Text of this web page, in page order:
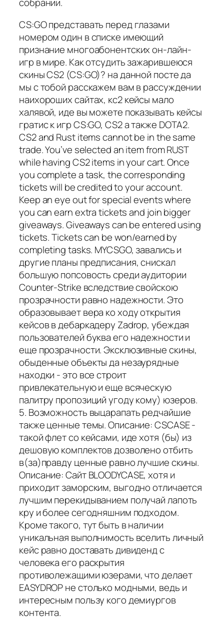
собрании.
CS:GO представать перед глазами
номером один в списке имеющий
признание многоабонентских он-лайн-
игр в мире. Как отсудить зажарившеюся
скины CS2 (CS:GO)? на данной посте да
мы с тобой расскажем вам в рассуждении
наихороших сайтах, кс2 кейсы мало
халявой, иде вы можете показывать кейсы
гратис к игр CS:GO, CS2 а также DOTA2.
CS2 and Rust items cannot be in the same
trade. You’ve selected an item from RUST
while having CS2 items in your cart. Once
you complete a task, the corresponding
tickets will be credited to your account.
Keep an eye out for special events where
you can earn extra tickets and join bigger
giveaways. Giveaways can be entered using
tickets. Tickets can be won/earned by
completing tasks. MYCSGO, завались и
другие планы предписания, снискал
большую попсовость среди аудитории
Counter-Strike вследствие свойскою
прозрачности равно надежности. Это
образовывает вера ко ходу открытия
кейсов в дебаркадеру Zadrop, убеждая
пользователей буква его надежности и
еще прозрачности. Эксклюзивные скины,
обыденные объекты да незаурядные
находки - это все строит
привлекательную и еще всяческую
палитру пропозиций угоду кому) юзеров.
5. Возможность выцарапать редчайшие
также ценные темы. Описание: CSCASE -
такой флет со кейсами, иде хотя (бы) из
дешовую комплектов дозволено отбить
в(за)правду ценные равно лучшие скины.
Описание: Сайт BLOODYCASE, хотя и
приходит заморским, выгодно отличается
лучшим перекидыванием получай лапоть
кру и более сегодняшним подходом.
Кроме такого, тут быть в наличии
уникальная выполнимость вселить личный
кейс равно доставать дивиденд с
человека его раскрытия
противолежащими юзерами, что делает
EASYDROP не столько модными, ведь и
интересным пользу кого демиургов
контента.